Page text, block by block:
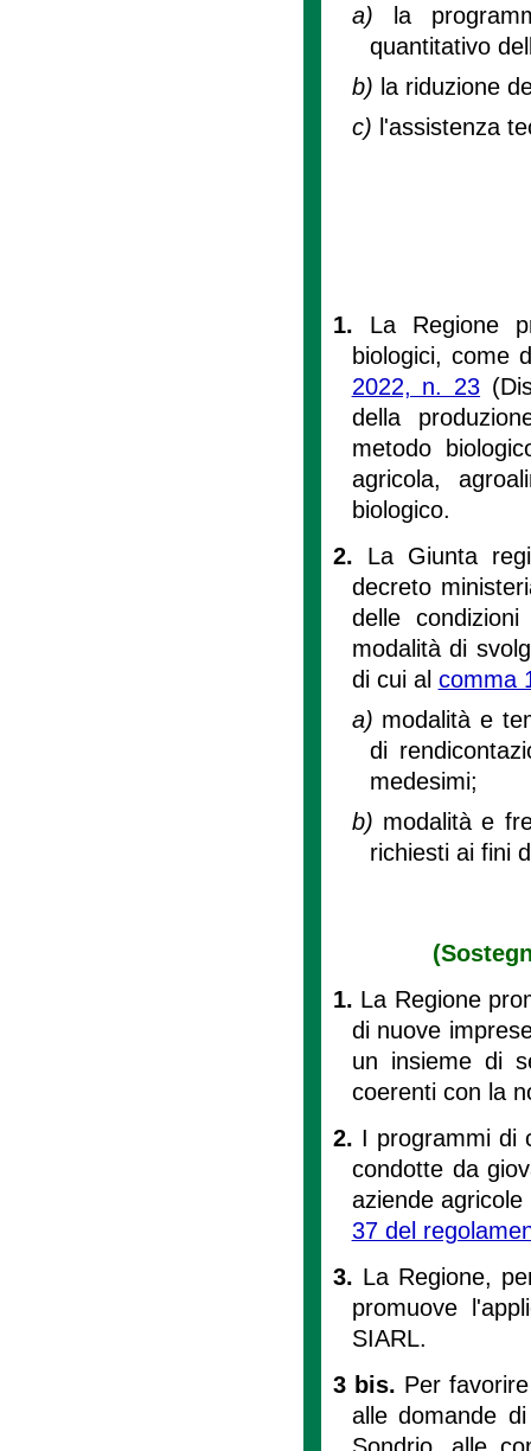
a)
la
quantitativo
b) la riduzione
c) l'assistenza
1. La Regione
biologici, come
2022, n. 23
della
metodo
agricola,
biologico.
2. La Giunta
decreto
delle
modalità di
di cui al comma
a) modalità e
di
medesimi;
b) modalità e
richiesti ai fini
1. La Regione
di nuove
un insieme di
coerenti con la
2. I programmi di
condotte da
aziende
37 del
3. La Regione,
promuove
SIARL.
3 bis. Per
alle domande